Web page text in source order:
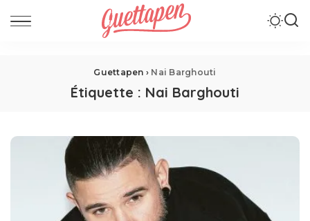
Guettapen › Nai Barghouti
Étiquette : Nai Barghouti